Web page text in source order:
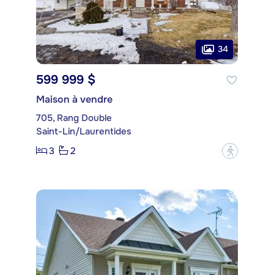
34
599 999 $
Maison à vendre
705, Rang Double
Saint-Lin/Laurentides
3
2 ?